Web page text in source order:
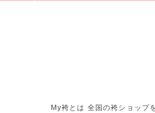
My袴とは 全国の袴ショップ